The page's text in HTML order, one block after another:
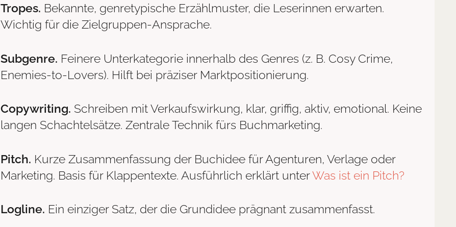
Tropes. Bekannte, genretypische Erzählmuster, die Leserinnen erwarten.
Wichtig für die Zielgruppen-Ansprache.
Subgenre. Feinere Unterkategorie innerhalb des Genres (z. B. Cosy Crime,
Enemies-to-Lovers). Hilft bei präziser Marktpositionierung.
Copywriting. Schreiben mit Verkaufswirkung, klar, griffig, aktiv, emotional. Keine
langen Schachtelsätze. Zentrale Technik fürs Buchmarketing.
Pitch. Kurze Zusammenfassung der Buchidee für Agenturen, Verlage oder
Marketing. Basis für Klappentexte. Ausführlich erklärt unterWas ist ein Pitch?
Logline. Ein einziger Satz, der die Grundidee prägnant zusammenfasst.